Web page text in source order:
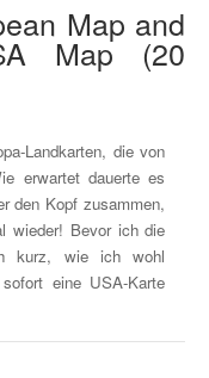
Map and
Map (20
Landkarten, die von
erwartet dauerte es
den Kopf zusammen,
wieder! Bevor ich die
kurz, wie ich wohl
eine USA-Karte